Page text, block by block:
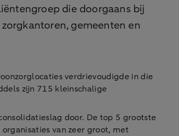
die doorgaans bij
gemeenten en
verdrievoudigde in die
zijn 715 kleinschalige
door. De top 5 grootste
van zeer groot, met